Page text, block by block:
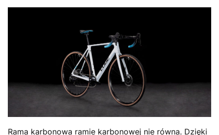
Rama karbonowa ramie karbonowej nie równa. Dzięki